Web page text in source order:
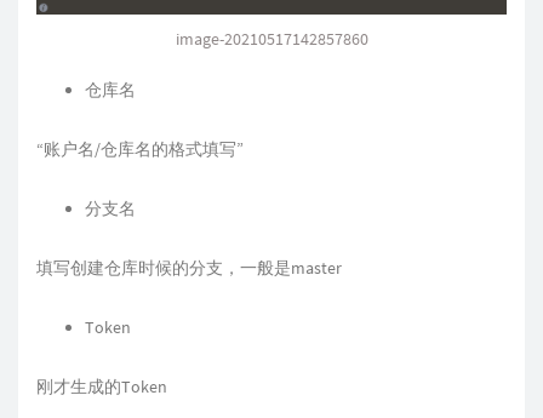
image-20210517142857860
仓库名
“账户名/仓库名的格式填写”
分支名
填写创建仓库时候的分支，一般是master
Token
刚才生成的Token